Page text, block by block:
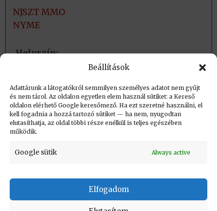
Beállítások
Adattárunk a látogatókról semmilyen személyes adatot nem gyűjt
és nem tárol. Az oldalon egyetlen elem használ sütiket: a Kereső
oldalon elérhető Google keresőmező. Ha ezt szeretné használni, el
kell fogadnia a hozzá tartozó sütiket — ha nem, nyugodtan
elutasíthatja, az oldal többi része enélkül is teljes egészében
működik.
Google sütik Always active
Elfogadom
NJSZT MMO
NYME
Helyszín:
Létrehozva (post_date): 2019.04.14. 18:52
Utolsó módosítás (post_modified): 2026.05.27.
14:47
Impresszum
Adatvédelmi tájékoztató